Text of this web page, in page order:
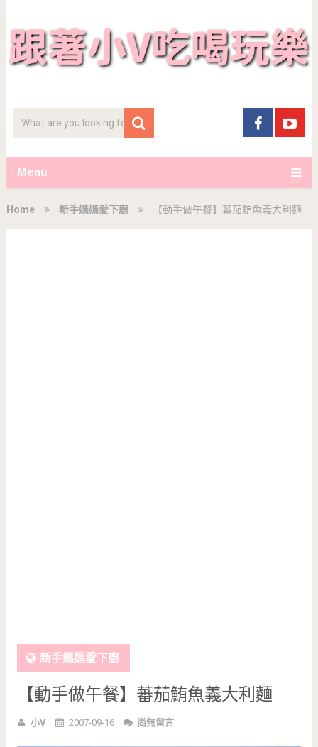
Menu
Home 新手媽媽愛下廚 【動手做午餐】蕃茄鮪魚義大利麵
新手媽媽愛下廚
【動手做午餐】蕃茄鮪魚義大利麵
小V 2007-09-16 尚無留言